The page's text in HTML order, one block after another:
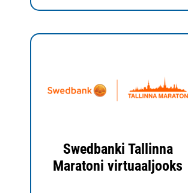
Swedbanki Tallinna
Maratoni virtuaaljooks